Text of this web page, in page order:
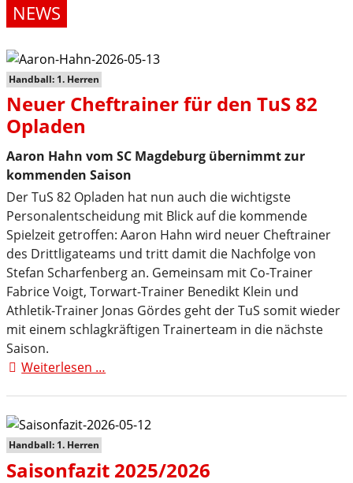
NEWS
Handball: 1. Herren
Neuer Cheftrainer für den TuS 82
Opladen
Aaron Hahn vom SC Magdeburg übernimmt zur
kommenden Saison
Der TuS 82 Opladen hat nun auch die wichtigste
Personalentscheidung mit Blick auf die kommende
Spielzeit getroffen: Aaron Hahn wird neuer Cheftrainer
des Drittligateams und tritt damit die Nachfolge von
Stefan Scharfenberg an. Gemeinsam mit Co-Trainer
Fabrice Voigt, Torwart-Trainer Benedikt Klein und
Athletik-Trainer Jonas Gördes geht der TuS somit wieder
mit einem schlagkräftigen Trainerteam in die nächste
Saison.
Weiterlesen …
den
82
Handball: 1. Herren
Saisonfazit 2025/2026